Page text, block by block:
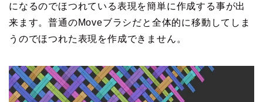
になるのでほつれている表現を簡単に作成する事が出
来ます。普通のMoveブラシだと全体的に移動してしま
うのでほつれた表現を作成できません。